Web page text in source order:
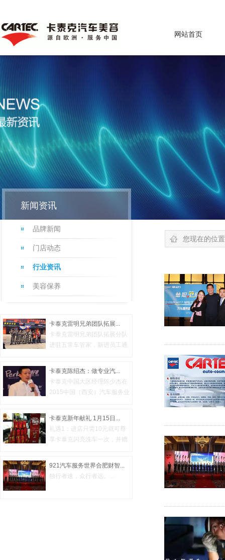
网站首页
新闻资讯
品牌新闻
门店动态
行业资讯
美容保养
卡泰克雷明兄弟团队拓展...
卡泰克雷明兄弟团队拓展分队
进驻五常车管家，新进员工通
卡泰克陈绍杰：做专业汽...
卡泰克中国大区经理陈少杰在
2015中国（西安）汽车服务业
卡泰克新年献礼 1月15日...
礼遇1：进店只需10元就可尊
享卡泰克闪亮洗车一次，并赠
921汽车服务世界合肥财智...
独行者速，众行者远。...
您现在的位